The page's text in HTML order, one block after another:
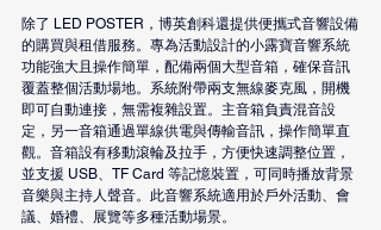
除了 LED POSTER，博英創科還提供便攜式音響設備
的購買與租借服務。專為活動設計的小露寶音響系統
功能強大且操作簡單，配備兩個大型音箱，確保音訊
覆蓋整個活動場地。系統附帶兩支無線麥克風，開機
即可自動連接，無需複雜設置。主音箱負責混音設
定，另一音箱通過單線供電與傳輸音訊，操作簡單直
觀。音箱設有移動滾輪及拉手，方便快速調整位置，
並支援 USB、TF Card 等記憶裝置，可同時播放背景
音樂與主持人聲音。此音響系統適用於戶外活動、會
議、婚禮、展覽等多種活動場景。